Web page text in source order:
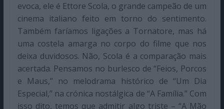
evoca, ele é Ettore Scola, o grande campeão de um
cinema italiano feito em torno do sentimento.
Também faríamos ligações a Tornatore, mas há
uma costela amarga no corpo do filme que nos
deixa duvidosos. Não, Scola é a comparação mais
acertada. Pensamos no burlesco de “Feios, Porcos
e Maus,” no melodrama histórico de “Um Dia
Especial,” na crónica nostálgica de “A Família.” Com
isso dito, temos que admitir algo triste – “A Mão